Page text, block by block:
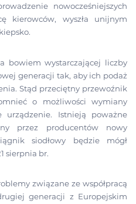
nowocześniejszych
kierowców, wyszła unijnym
bowiem wystarczającej liczby
generacji tak, aby ich podaż
Stąd przeciętny przewoźnik
o możliwości wymiany
Istnieją poważne
przez producentów nowy
siodłowy będzie mógł
sierpnia br.
związane ze współpracą
generacji z Europejskim